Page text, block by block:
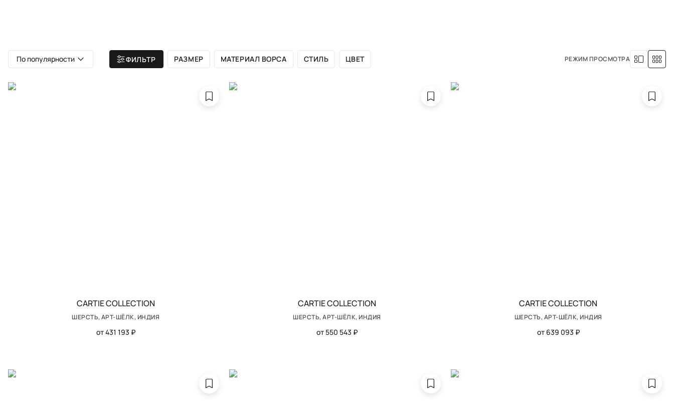
/ CARTIE COLLECTION
CARTIE COLLECTION
По популярности ФИЛЬТР РАЗМЕР МАТЕРИАЛ ВОРСА СТИЛЬ ЦВЕТ РЕЖИМ ПРОСМОТРА
CARTIE COLLECTION
ШЕРСТЬ, АРТ-ШЁЛК, ИНДИЯ
от 431 193 ₽
CARTIE COLLECTION
ШЕРСТЬ, АРТ-ШЁЛК, ИНДИЯ
от 550 543 ₽
CARTIE COLLECTION
ШЕРСТЬ, АРТ-ШЁЛК, ИНДИЯ
от 639 093 ₽